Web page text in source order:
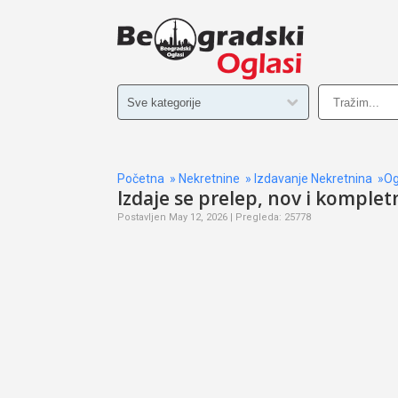
Početna » Nekretnine » Izdavanje Nekretnina
Izdaje se prelep, nov i
Postavljen May 12, 2026 | Pregleda: 25778